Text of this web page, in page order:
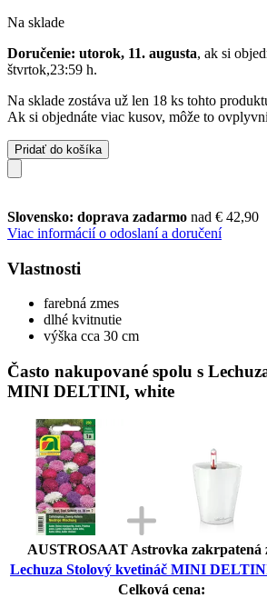
Na sklade
Doručenie: utorok, 11. augusta, ak si
štvrtok,23:59 h.
Na sklade zostáva už len 18 ks tohto
Ak si objednáte viac kusov, môže to
Pridať do košíka
Slovensko: doprava zadarmo nad € 42,90
Viac informácií o odoslaní a doručení
Vlastnosti
farebná zmes
dlhé kvitnutie
výška cca 30 cm
Často nakupované spolu s
MINI DELTINI, white
AUSTROSAAT Astrovka zakrpatená
Lechuza Stolový kvetináč MINI
Celková cena: